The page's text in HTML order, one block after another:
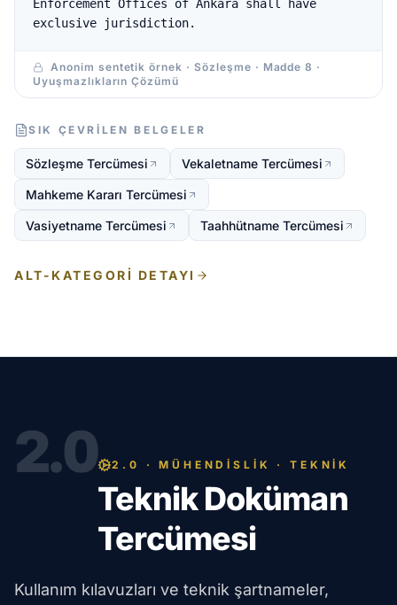
Enforcement Offices of Ankara shall have
exclusive jurisdiction.
Anonim sentetik örnek · Sözleşme · Madde 8 ·
Uyuşmazlıkların Çözümü
SIK ÇEVRILEN BELGELER
Sözleşme Tercümesi Vekaletname Tercümesi
Mahkeme Kararı Tercümesi
Vasiyetname Tercümesi Taahhütname Tercümesi
ALT-KATEGORI DETAYI
2.0 2.0 · MÜHENDİSLİK · TEKNİK
Teknik Doküman
Tercümesi
Kullanım kılavuzları ve teknik şartnameler,